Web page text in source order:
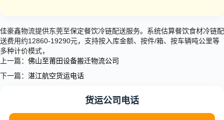
佳豪鑫物流提供东莞至保定餐饮冷链配送服务。系统估算餐饮食材冷链配
送费用约12860-19290元，支持按入库金额、按件/箱、按车辆吨公里等
多种计价模式，
上一篇： 佛山至莆田设备搬迁物流公司
下一篇： 湛江航空货运电话
货运公司电话